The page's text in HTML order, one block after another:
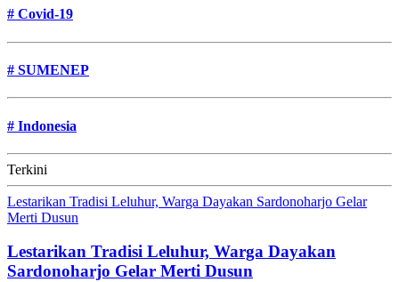
# Covid-19
# SUMENEP
# Indonesia
Terkini
Lestarikan Tradisi Leluhur, Warga Dayakan Sardonoharjo Gelar
Merti Dusun
Lestarikan Tradisi Leluhur, Warga Dayakan
Sardonoharjo Gelar Merti Dusun